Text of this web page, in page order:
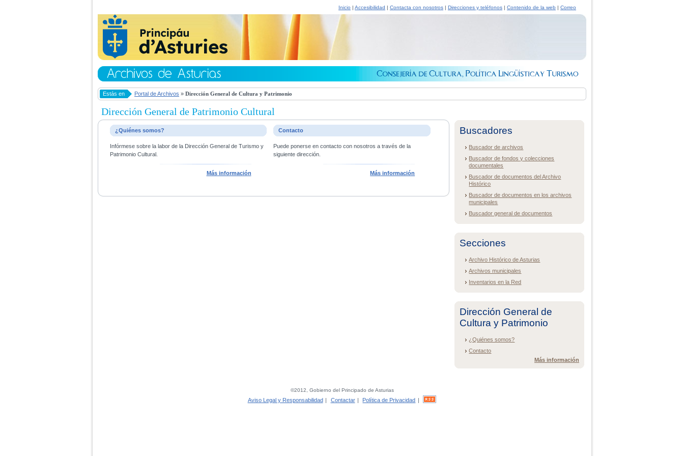
Inicio | Accesibilidad | Contacta con nosotros | Direcciones y teléfonos | Contenido de la web | Correo
Estás en Portal de Archivos » Dirección General de Cultura y Patrimonio
Dirección General de Patrimonio Cultural
¿Quiénes somos?
Infórmese sobre la labor de la Dirección General de Turismo y
Patrimonio Cultural.
Más información
Contacto
Puede ponerse en contacto con nosotros a través de la
siguiente dirección.
Más información
Buscadores
Buscador de archivos
Buscador de fondos y colecciones
documentales
Buscador de documentos del Archivo
Histórico
Buscador de documentos en los archivos
municipales
Buscador general de documentos
Secciones
Archivo Histórico de Asturias
Archivos municipales
Inventarios en la Red
Dirección General de
Cultura y Patrimonio
¿Quiénes somos?
Contacto
Más información
©2012, Gobierno del Principado de Asturias
Aviso Legal y Responsabilidad | Contactar | Política de Privacidad |